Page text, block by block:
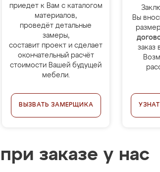
приедет к Вам с каталогом
материалов,
проведёт детальные
замеры,
составит проект и сделает
окончательный расчёт
стоимости Вашей будущей
мебели.
ВЫЗВАТЬ ЗАМЕРЩИКА
Вы
заказ
заказе у нас